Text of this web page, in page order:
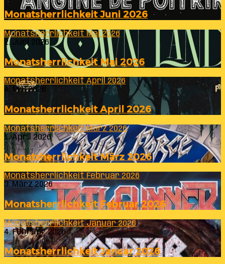
Monatsherrlichkeit Juni 2026
Monatsherrlichkeit Mai 2026
2. Juni 2026
Monatsherrlichkeit Mai 2026
Monatsherrlichkeit April 2026
4. Mai 2026
Monatsherrlichkeit April 2026
Monatsherrlichkeit März 2026
1. April 2026
Monatsherrlichkeit März 2026
Monatsherrlichkeit Februar 2026
3. März 2026
Monatsherrlichkeit Februar 2026
Monatsherrlichkeit Januar 2026
4. Februar 2026
Monatsherrlichkeit Januar 2026